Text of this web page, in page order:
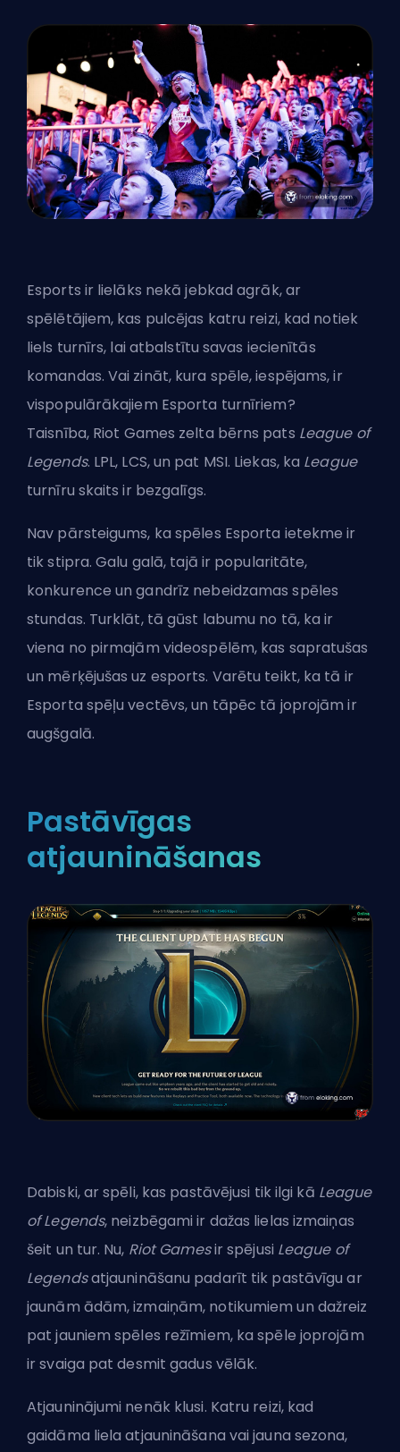
Esports ir lielāks nekā jebkad agrāk, ar
spēlētājiem, kas pulcējas katru reizi, kad notiek
liels turnīrs, lai atbalstītu savas iecienītās
komandas. Vai zināt, kura spēle, iespējams, ir
vispopulārākajiem Esporta turnīriem?
Taisnība, Riot Games zelta bērns pats League of
Legends. LPL, LCS, un pat MSI. Liekas, ka League
turnīru skaits ir bezgalīgs.
Nav pārsteigums, ka spēles Esporta ietekme ir
tik stipra. Galu galā, tajā ir popularitāte,
konkurence un gandrīz nebeidzamas spēles
stundas. Turklāt, tā gūst labumu no tā, ka ir
viena no pirmajām videospēlēm, kas sapratušas
un mērķējušas uz esports. Varētu teikt, ka tā ir
Esporta spēļu vectēvs, un tāpēc tā joprojām ir
augšgalā.
Pastāvīgas
atjaunināšanas
Dabiski, ar spēli, kas pastāvējusi tik ilgi kā League
of Legends, neizbēgami ir dažas lielas izmaiņas
šeit un tur. Nu, Riot Gamesir spējusi League of
Legendsatjaunināšanu padarīt tik pastāvīgu ar
jaunām ādām, izmaiņām, notikumiem un dažreiz
pat jauniem spēles režīmiem, ka spēle joprojām
ir svaiga pat desmit gadus vēlāk.
Atjauninājumi nenāk klusi. Katru reizi, kad
gaidāma liela atjaunināšana vai jauna sezona,